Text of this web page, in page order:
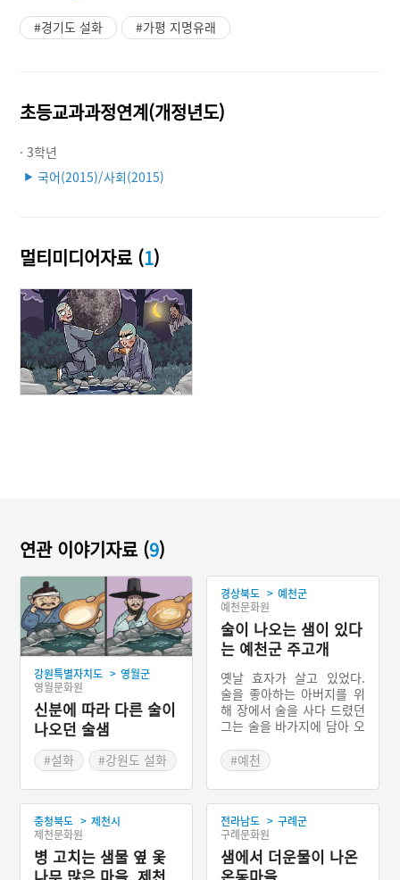
#경기도 설화 #가평 지명유래
초등교과과정연계(개정년도)
· 3학년
▶ 국어(2015)/사회(2015)
멀티미디어자료 (1)
연관 이야기자료 (9)
강원특별자치도 > 영월군
영월문화원
신분에 따라 다른 술이
나오던 술샘
#설화 #강원도 설화
경상북도 > 예천군
예천문화원
술이 나오는 샘이 있다
는 예천군 주고개
옛날 효자가 살고 있었다.
술을 좋아하는 아버지를 위
해 장에서 술을 사다 드렸던
그는 술을 바가지에 담아 오
다. 효자는 쏟아지며 바닥에
고인 술을 퍼서 아버지께 드
렸다. 다음날 술을 사러 가
는데 어제 넘어진 자리에 술
이 솟는 샘이 보였다. 효자
는 매일 술을 한 바가지씩
퍼서 아버지를 봉양했다. 이
웃마을 불효자가 그 이야기
#예천
#예천 지명유래
충청북도 > 제천시
제천문화원
병 고치는 샘물 옆 옻
전라남도 > 구례군
구례문화원
샘에서 더운물이 나온